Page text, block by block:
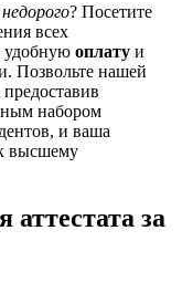
недорого? Посетите
всех
удобную оплату и
Позвольте нашей
набором
и ваша
высшему
за